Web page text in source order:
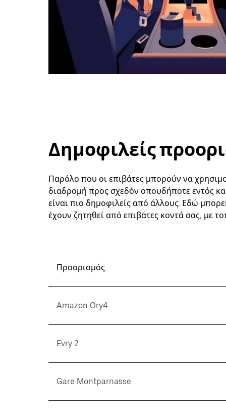
Δημοφιλείς
Παρόλο που οι επιβάτες μπορούν να
διαδρομή προς σχεδόν οπουδήποτε εντός
είναι πιο δημοφιλείς από άλλους. Εδώ
έχουν ζητηθεί από επιβάτες κοντά σας, με
Προορισμός
Amazon Ory4
Evry 2
Gare Montparnasse